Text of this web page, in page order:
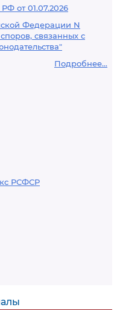
от 01.07.2026
Федерации N
связанных с
Подробнее...
РСФСР